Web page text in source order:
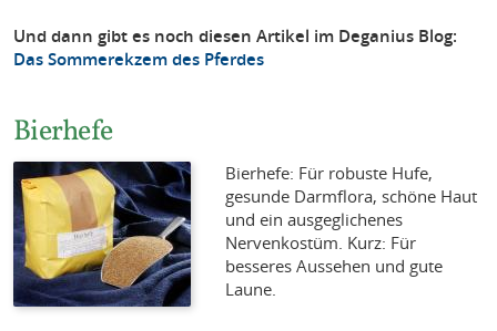
Und dann gibt es noch diesen Artikel im Deganius Blog:
Das Sommerekzem des Pferdes
Bierhefe
Bierhefe: Für robuste Hufe,
gesunde Darmflora, schöne Haut
und ein ausgeglichenes
Nervenkostüm. Kurz: Für
besseres Aussehen und gute
Laune.